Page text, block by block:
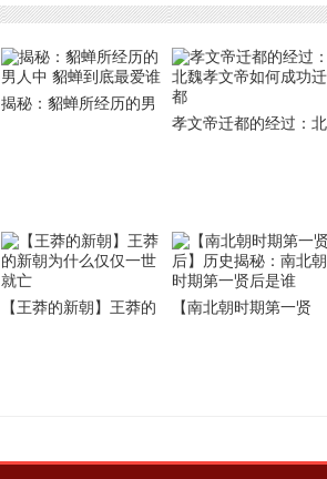
揭秘：貂蝉所经历的男
孝文帝迁都的经过：北
【王莽的新朝】王莽的
【南北朝时期第一贤